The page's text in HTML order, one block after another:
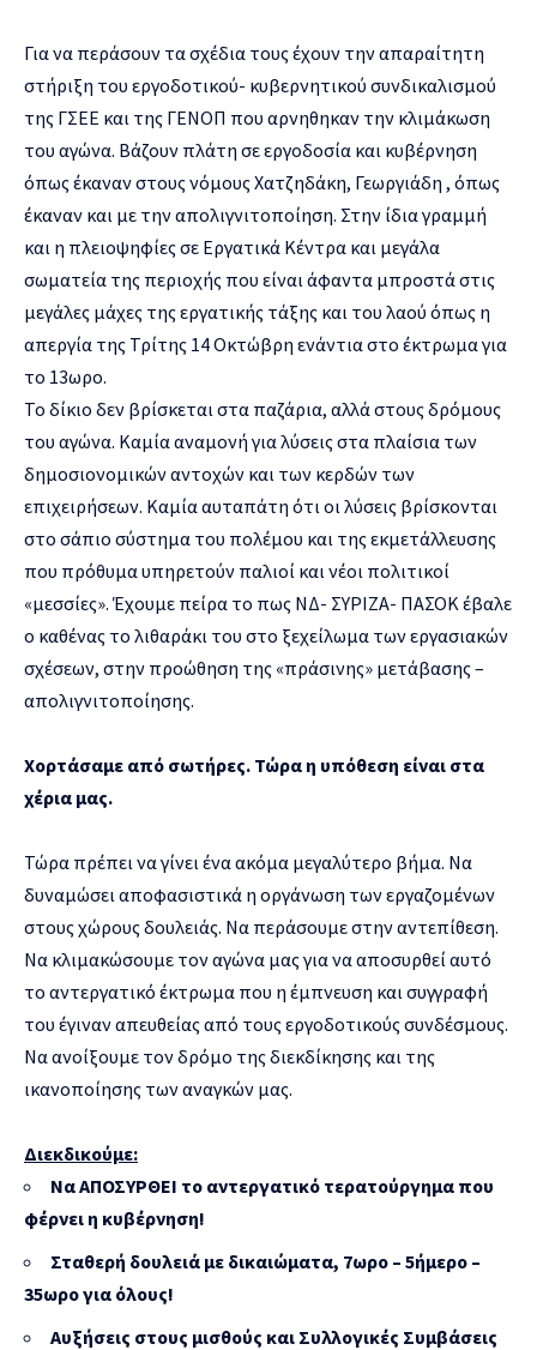
Για να περάσουν τα σχέδια τους έχουν την απαραίτητη
στήριξη του εργοδοτικού- κυβερνητικού συνδικαλισμού
της ΓΣΕΕ και της ΓΕΝΟΠ που αρνηθηκαν την κλιμάκωση
του αγώνα. Βάζουν πλάτη σε εργοδοσία και κυβέρνηση
όπως έκαναν στους νόμους Χατζηδάκη, Γεωργιάδη , όπως
έκαναν και με την απολιγνιτοποίηση. Στην ίδια γραμμή
και η πλειοψηφίες σε Εργατικά Κέντρα και μεγάλα
σωματεία της περιοχής που είναι άφαντα μπροστά στις
μεγάλες μάχες της εργατικής τάξης και του λαού όπως η
απεργία της Τρίτης 14 Οκτώβρη ενάντια στο έκτρωμα για
το 13ωρο.
Το δίκιο δεν βρίσκεται στα παζάρια, αλλά στους δρόμους
του αγώνα. Καμία αναμονή για λύσεις στα πλαίσια των
δημοσιονομικών αντοχών και των κερδών των
επιχειρήσεων. Καμία αυταπάτη ότι οι λύσεις βρίσκονται
στο σάπιο σύστημα του πολέμου και της εκμετάλλευσης
που πρόθυμα υπηρετούν παλιοί και νέοι πολιτικοί
«μεσσίες». Έχουμε πείρα το πως ΝΔ- ΣΥΡΙΖΑ- ΠΑΣΟΚ έβαλε
ο καθένας το λιθαράκι του στο ξεχείλωμα των εργασιακών
σχέσεων, στην προώθηση της «πράσινης» μετάβασης –
απολιγνιτοποίησης.
Χορτάσαμε από σωτήρες. Τώρα η υπόθεση είναι στα
χέρια μας.
Τώρα πρέπει να γίνει ένα ακόμα μεγαλύτερο βήμα. Να
δυναμώσει αποφασιστικά η οργάνωση των εργαζομένων
στους χώρους δουλειάς. Να περάσουμε στην αντεπίθεση.
Να κλιμακώσουμε τον αγώνα μας για να αποσυρθεί αυτό
το αντεργατικό έκτρωμα που η έμπνευση και συγγραφή
του έγιναν απευθείας από τους εργοδοτικούς συνδέσμους.
Να ανοίξουμε τον δρόμο της διεκδίκησης και της
ικανοποίησης των αναγκών μας.
Διεκδικούμε:
Να ΑΠΟΣΥΡΘΕΙ το αντεργατικό τερατούργημα που
φέρνει η κυβέρνηση!
Σταθερή δουλειά με δικαιώματα, 7ωρο – 5ήμερο –
35ωρο για όλους!
Αυξήσεις στους μισθούς και Συλλογικές Συμβάσεις